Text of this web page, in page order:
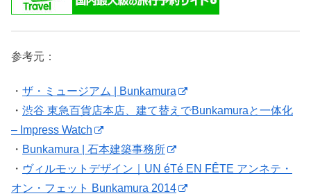
参考元：
・ ザ・ミュージアム | Bunkamura
・ 渋谷 東急百貨店本店、建て替えでBunkamuraと一体化
– Impress Watch
・ Bunkamura | 石本建築事務所
・ ヴィルモットデザイン｜UN éTé EN FÊTE アンネテ・
オン・フェット Bunkamura 2014